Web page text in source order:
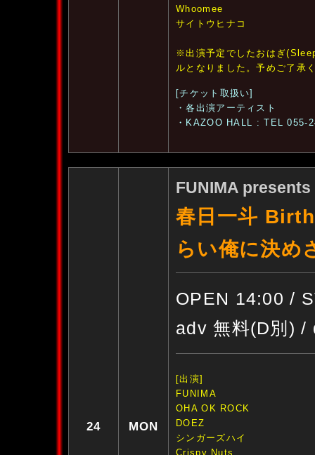
Whoomee
サイトウヒナコ
※出演予定でしたおはぎ
ルとなりました。予めご了承
[チケット取扱い]
・各出演アーティスト
・KAZOO HALL : TEL 055-
24 MON
FUNIMA presents
春日一斗
らい俺に決め
OPEN 14:00 /
adv 無料(D別) /
[出演]
FUNIMA
OHA OK ROCK
DOEZ
シンガーズハイ
Crispy Nuts